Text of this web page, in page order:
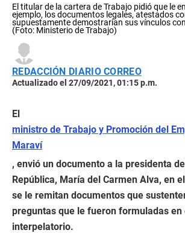
El titular de la cartera de Trabajo pidió que le
ejemplo, los documentos legales, atestados
supuestamente demostrarían sus vínculos
(Foto: Ministerio de Trabajo)
REDACCIÓN DIARIO CORREO
Actualizado el 27/09/2021, 01:15 p.m.
El
ministro de Trabajo y Promoción del
Maraví
, envió un documento a la presidenta
República, María del Carmen Alva, en
se le remitan documentos que
preguntas que le fueron formuladas en
interpelatorio.